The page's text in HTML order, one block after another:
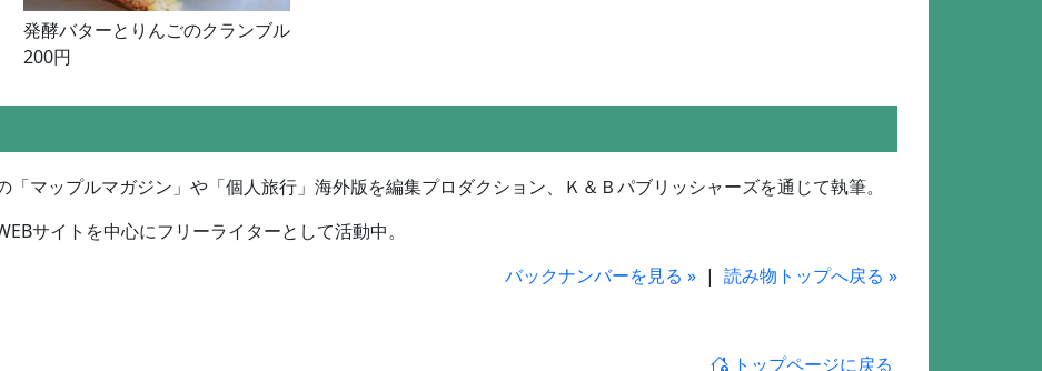
発酵バターとりんごのクランブル
200円
マップルマガジン」や「個人旅行」海外版を編集プロダクション、Ｋ＆Ｂパブリッシャーズを通じて執筆。
サイトを中心にフリーライターとして活動中。
バックナンバーを見る » | 読み物トップへ戻る »
トップページに戻る